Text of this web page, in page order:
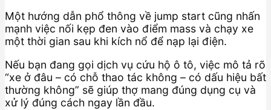
Một hướng dẫn phổ thông về jump start cũng nhấn
mạnh việc nối kẹp đen vào điểm mass và chạy xe
một thời gian sau khi kích nổ để nạp lại điện.
Nếu bạn đang gọi dịch vụ cứu hộ ô tô, việc mô tả rõ
“xe ở đâu – có chỗ thao tác không – có dấu hiệu bất
thường không” sẽ giúp thợ mang đúng dụng cụ và
xử lý đúng cách ngay lần đầu.